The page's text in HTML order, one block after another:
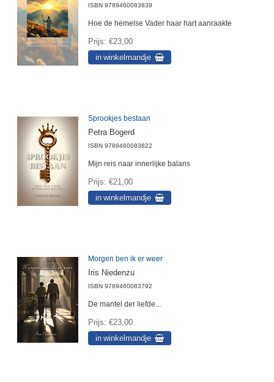
ISBN 9789460083839
Hoe de hemelse Vader haar hart aanraakte
Prijs €23,00
Sprookjes bestaan
Petra Bogerd
ISBN 9789460083822
Mijn reis naar innerlijke balans
Prijs €21,00
Morgen ben ik er weer
Iris Niedenzu
ISBN 9789460083792
De mantel der liefde...
Prijs €23,00